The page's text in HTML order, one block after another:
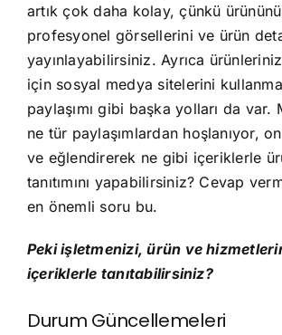
artık çok daha kolay, çünkü
profesyonel görsellerini ve ürün
yayınlayabilirsiniz. Ayrıca
için sosyal medya sitelerini
paylaşımı gibi başka yolları da var.
ne tür paylaşımlardan hoşlanıyor,
ve eğlendirerek ne gibi içeriklerle
tanıtımını yapabilirsiniz? Cevap
en önemli soru bu.
Peki işletmenizi, ürün ve
içeriklerle tanıtabilirsiniz?
Durum Güncellemeleri